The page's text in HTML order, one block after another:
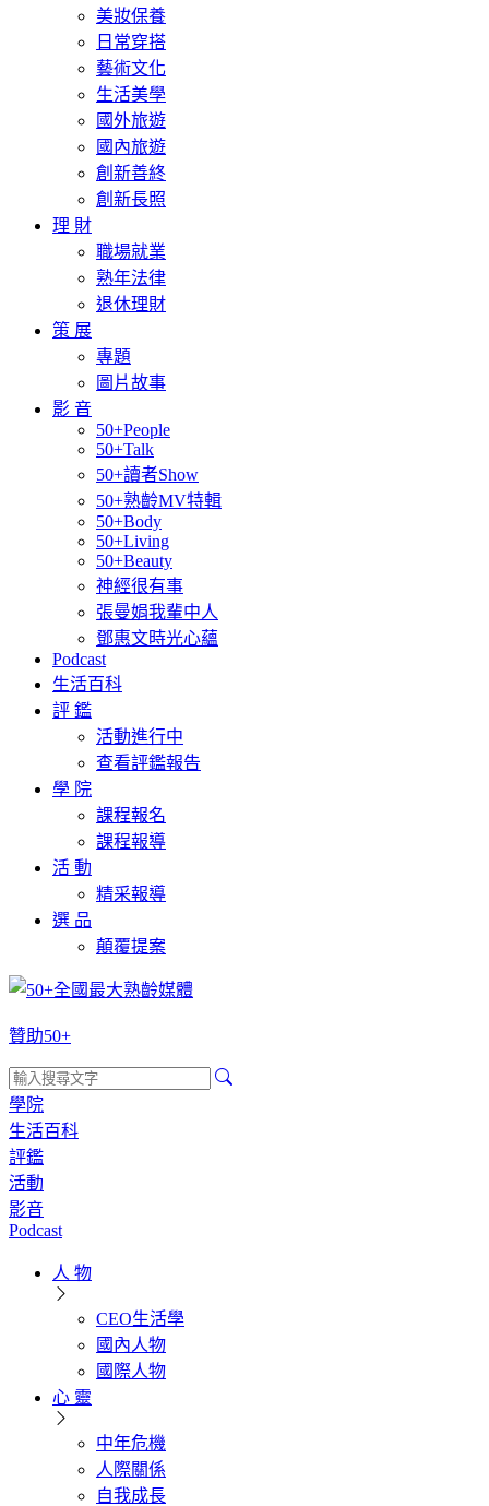
美妝保養
日常穿搭
藝術文化
生活美學
國外旅遊
國內旅遊
創新善終
創新長照
理 財
職場就業
熟年法律
退休理財
策 展
專題
圖片故事
影 音
50+People
50+Talk
50+讀者Show
50+熟齡MV特輯
50+Body
50+Living
50+Beauty
神經很有事
張曼娟我輩中人
鄧惠文時光心蘊
Podcast
生活百科
評 鑑
活動進行中
查看評鑑報告
學 院
課程報名
課程報導
活 動
精采報導
選 品
顛覆提案
贊助50+
學院
生活百科
評鑑
活動
影音
Podcast
人 物
CEO生活學
國內人物
國際人物
心 靈
中年危機
人際關係
自我成長